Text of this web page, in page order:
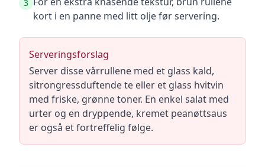
3
kort i en panne med litt olje før servering.
Serveringsforslag
Server disse vårrullene med et glass kald,
sitrongressduftende te eller et glass hvitvin
med friske, grønne toner. En enkel salat med
urter og en dryppende, kremet peanøttsaus
er også et fortreffelig følge.